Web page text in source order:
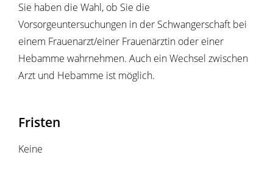
Sie haben die Wahl, ob Sie die
Vorsorgeuntersuchungen in der Schwangerschaft bei
einem Frauenarzt/einer Frauenärztin oder einer
Hebamme wahrnehmen. Auch ein Wechsel zwischen
Arzt und Hebamme ist möglich.
Fristen
Keine